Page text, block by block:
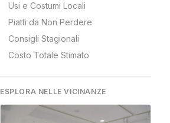
Usi e Costumi Locali
Piatti da Non Perdere
Consigli Stagionali
Costo Totale Stimato
ESPLORA NELLE VICINANZE